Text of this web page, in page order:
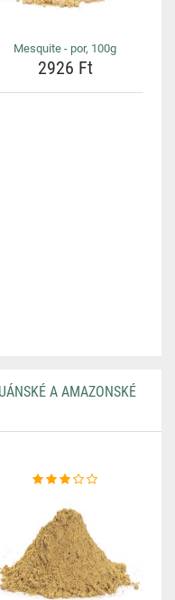
Mesquite - por, 100g
2926 Ft
A AMAZONSKÉ